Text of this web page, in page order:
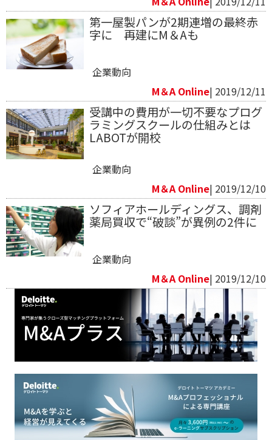
第一屋製パンが2期連増の最終赤
字に 再建にM＆Aも
企業動向
M＆A Online| 2019/12/11
受講中の費用が一切不要なプログ
ラミングスクールの仕組みとは
LABOTが開校
企業動向
M＆A Online| 2019/12/10
ソフィアホールディングス、調剤
薬局買収で“破談”が異例の2件に
企業動向
M＆A Online| 2019/12/10